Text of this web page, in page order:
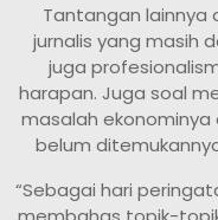
Tantangan lainnya
jurnalis yang masih
juga
harapan. Juga soal
masalah
belum
“Sebagai hari